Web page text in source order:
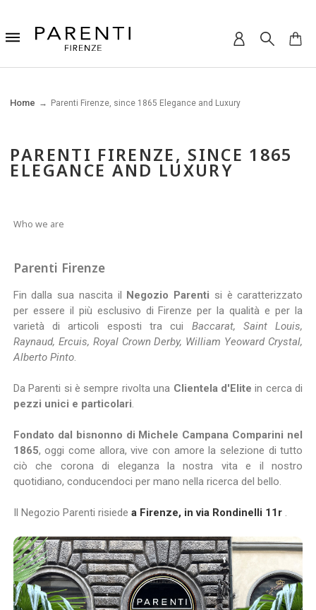
Home Parenti Firenze, since 1865 Elegance and Luxury
PARENTI FIRENZE, SINCE 1865
ELEGANCE AND LUXURY
Who we are
Parenti Firenze
Fin dalla sua nascita il Negozio Parenti si è caratterizzato
per essere il più esclusivo di Firenze per la qualità e per la
varietà di articoli esposti tra cui Baccarat, Saint Louis,
Raynaud, Ercuis, Royal Crown Derby, William Yeoward Crystal,
Alberto Pinto.
Da Parenti si è sempre rivolta una Clientela d'Elite in cerca di
pezzi unici e particolari.
Fondato dal bisnonno di Michele Campana Comparini nel
1865, oggi come allora, vive con amore la selezione di tutto
ciò che corona di eleganza la nostra vita e il nostro
quotidiano, conducendoci per mano nella ricerca del bello.
Il Negozio Parenti risiede a Firenze, in via Rondinelli 11r .